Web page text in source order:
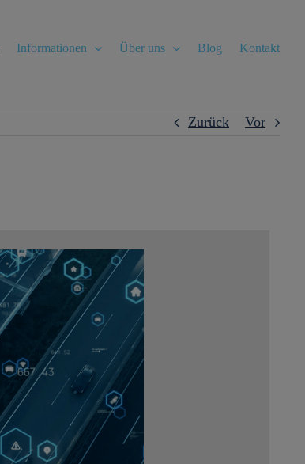
Informationen Über uns Blog Kontakt
Zurück Vor